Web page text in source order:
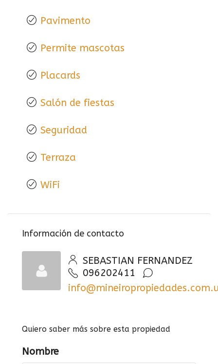
Pavimento
Permite mascotas
Placards
Salón de fiestas
Seguridad
Terraza
WiFi
Información de contacto
SEBASTIAN FERNANDEZ
096202411
Quiero saber más sobre esta propiedad
Nombre